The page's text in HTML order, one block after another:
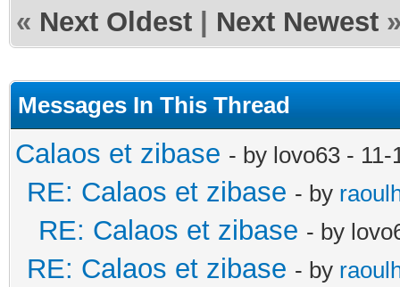
« Next Oldest Next Newest
Messages In This Thread
Calaos et zibase - by lovo63 -
RE: Calaos et zibase - by
RE: Calaos et zibase - by
RE: Calaos et zibase - by